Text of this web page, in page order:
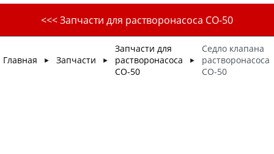
<<< Запчасти для растворонасоса СО-50
Главная ► Запчасти ►
Запчасти для
растворонасоса
СО-50
►
Седло клапана
растворонасоса
СО-50